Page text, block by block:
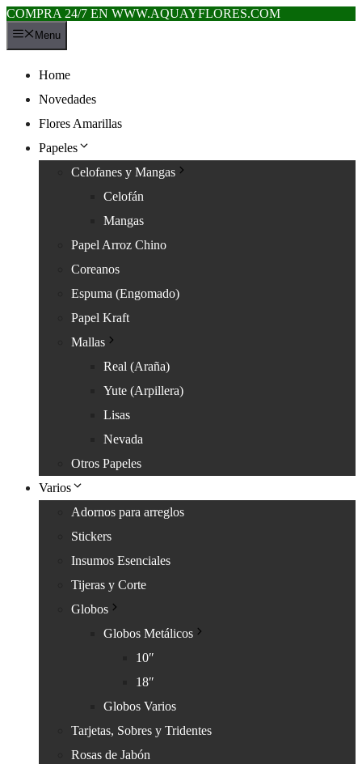
COMPRA 24/7 EN WWW.AQUAYFLORES.COM
Saltar
al
Menu
Home
Novedades
Flores Amarillas
Papeles
Celofanes y Mangas
Celofán
Mangas
Papel Arroz Chino
Coreanos
Espuma (Engomado)
Papel Kraft
Mallas
Real (Araña)
Yute (Arpillera)
Lisas
Nevada
Otros Papeles
Varios
Adornos para arreglos
Stickers
Insumos Esenciales
Tijeras y Corte
Globos
Globos Metálicos
10″
18″
Globos Varios
Tarjetas, Sobres y Tridentes
Rosas de Jabón